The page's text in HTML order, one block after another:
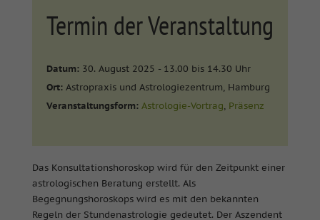
Termin der Veranstaltung
Datum:30. August 2025 - 13.00 bis 14.30 Uhr
Ort: Astropraxis und Astrologiezentrum, Hamburg
Veranstaltungsform: Astrologie-Vortrag, Präsenz
Das Konsultationshoroskop wird für den Zeitpunkt einer
astrologischen Beratung erstellt. Als
Begegnungshoroskops wird es mit den bekannten
Regeln der Stundenastrologie gedeutet. Der Aszendent